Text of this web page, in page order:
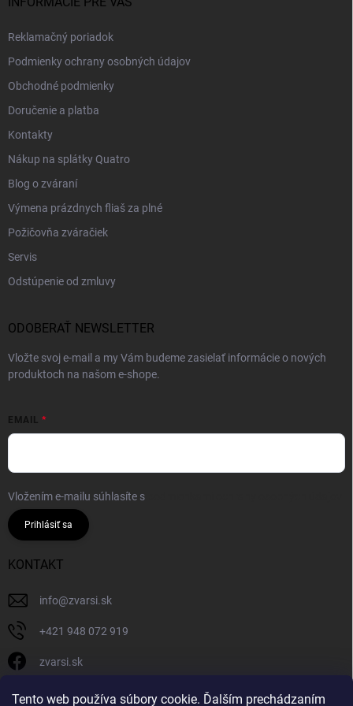
Tento web používa súbory cookie. Ďalším prechádzaním
Reklamačný poriadok
Podmienky ochrany osobných údajov
Obchodné podmienky
Doručenie a platba
Kontakty
Nákup na splátky Quatro
Blog o zváraní
Výmena prázdnych fliaš za plné
Požičovňa zváračiek
Servis
Odstúpenie od zmluvy
ODOBERAŤ NEWSLETTER
Vložte svoj e-mail a my Vám budeme zasielať informácie o nových
produktoch na našom e-shope.
EMAIL
Vložením e-mailu súhlasíte s
Prihlásiť sa
KONTAKT
info@zvarsi.sk
+421 948 072 919
zvarsi.sk
zvarsi.sk